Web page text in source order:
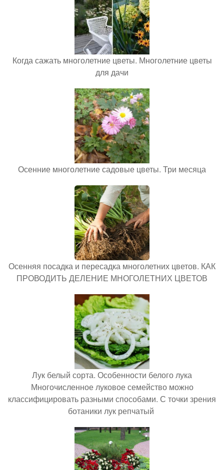
Когда сажать многолетние цветы. Многолетние цветы
для дачи
Осенние многолетние садовые цветы. Три месяца
Осенняя посадка и пересадка многолетних цветов. КАК
ПРОВОДИТЬ ДЕЛЕНИЕ МНОГОЛЕТНИХ ЦВЕТОВ
Лук белый сорта. Особенности белого лука
Многочисленное луковое семейство можно
классифицировать разными способами. С точки зрения
ботаники лук репчатый